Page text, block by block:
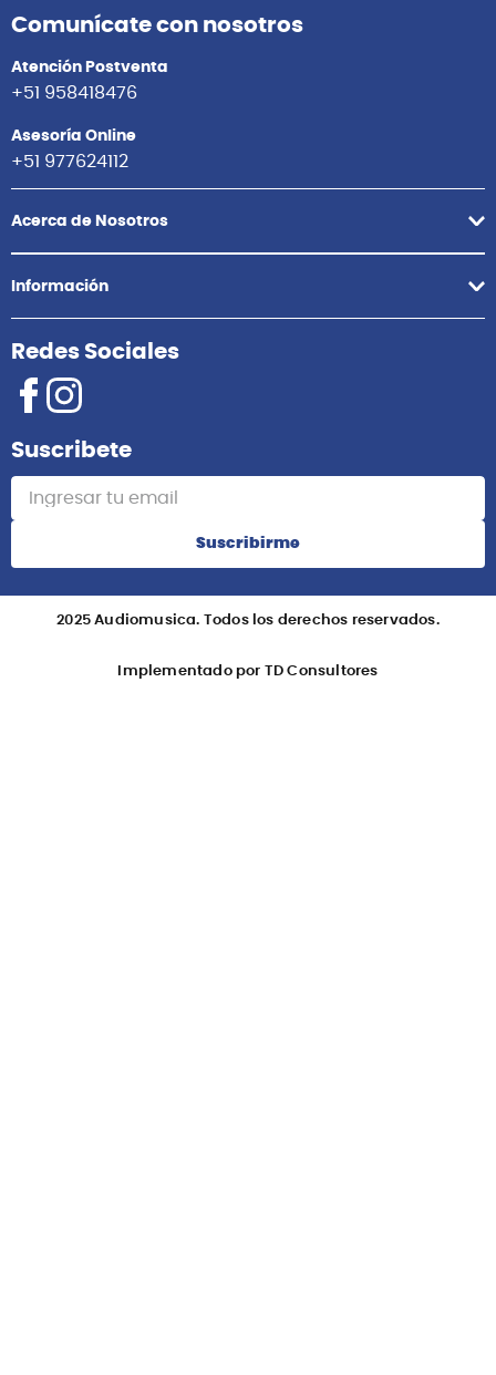
Comunícate con nosotros
Atención Postventa
+51 958418476
Asesoría Online
+51 977624112
Acerca de Nosotros
Información
Redes Sociales
Suscribete
Suscribirme
2025 Audiomusica. Todos los derechos reservados.
Implementado por TD Consultores